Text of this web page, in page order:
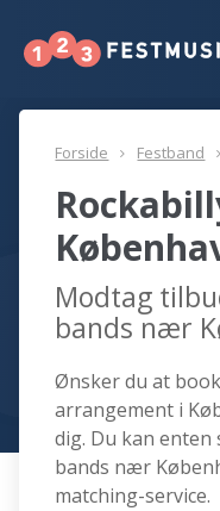
Forside Festband
Modtag
bands nær
Ønsker du at
arrangement i
dig. Du kan
bands nær
matching-service.